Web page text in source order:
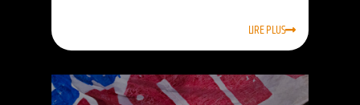
LIRE PLUS